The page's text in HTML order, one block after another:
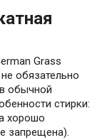
Grass
обязательно
обычной
стирки:
хорошо
запрещена).